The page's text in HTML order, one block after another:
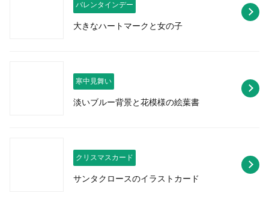
バレンタインデー
大きなハートマークと女の子
寒中見舞い
淡いブルー背景と花模様の絵葉書
クリスマスカード
サンタクロースのイラストカード